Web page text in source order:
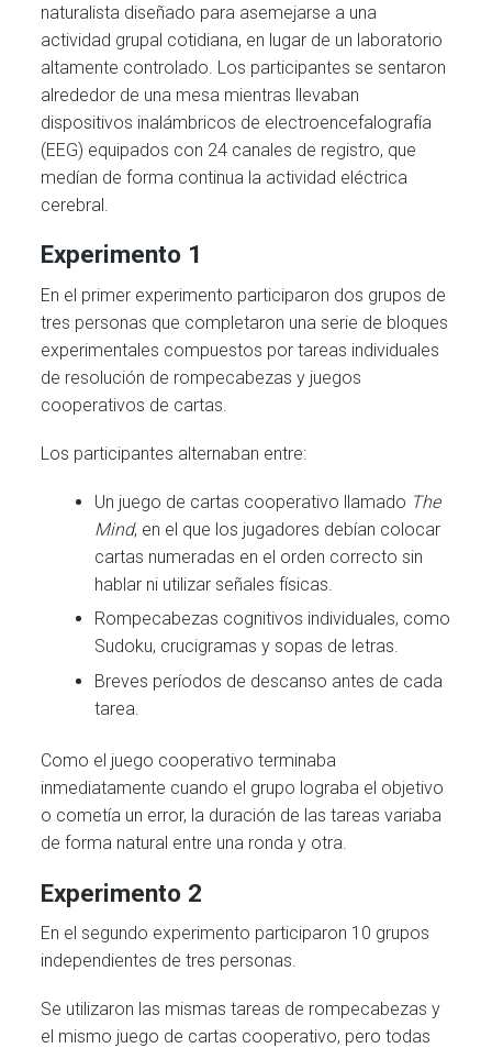
naturalista diseñado para asemejarse a una
actividad grupal cotidiana, en lugar de un laboratorio
altamente controlado. Los participantes se sentaron
alrededor de una mesa mientras llevaban
dispositivos inalámbricos de electroencefalografía
(EEG) equipados con 24 canales de registro, que
medían de forma continua la actividad eléctrica
cerebral.
Experimento 1
En el primer experimento participaron dos grupos de
tres personas que completaron una serie de bloques
experimentales compuestos por tareas individuales
de resolución de rompecabezas y juegos
cooperativos de cartas.
Los participantes alternaban entre:
Un juego de cartas cooperativo llamado The
Mind, en el que los jugadores debían colocar
cartas numeradas en el orden correcto sin
hablar ni utilizar señales físicas.
Rompecabezas cognitivos individuales, como
Sudoku, crucigramas y sopas de letras.
Breves períodos de descanso antes de cada
tarea.
Como el juego cooperativo terminaba
inmediatamente cuando el grupo lograba el objetivo
o cometía un error, la duración de las tareas variaba
de forma natural entre una ronda y otra.
Experimento 2
En el segundo experimento participaron 10 grupos
independientes de tres personas.
Se utilizaron las mismas tareas de rompecabezas y
el mismo juego de cartas cooperativo, pero todas